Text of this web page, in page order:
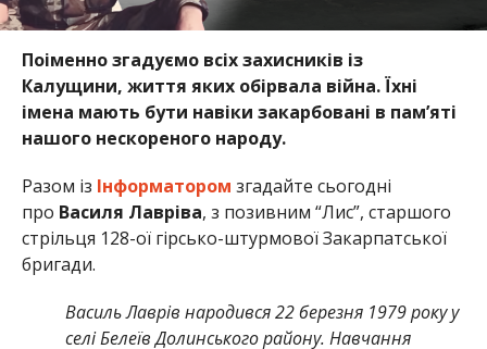
Поіменно згадуємо всіх захисників із
Калущини, життя яких обірвала війна. Їхні
імена мають бути навіки закарбовані в пам’яті
нашого нескореного народу.
Разом із Інформатором згадайте сьогодні
про Василя Лавріва, з позивним “Лис”, старшого
стрільця 128-ої гірсько-штурмової Закарпатської
бригади.
Василь Лаврів народився 22 березня 1979 року у
селі Белеїв Долинського району. Навчання